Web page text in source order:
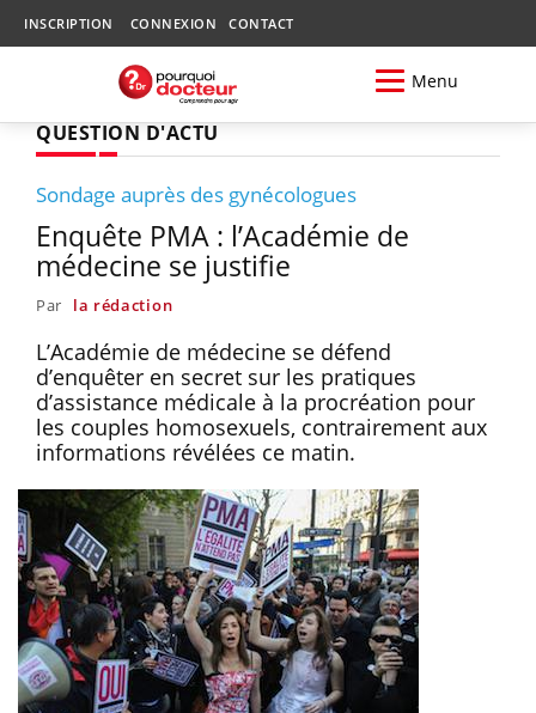
INSCRIPTION CONNEXION CONTACT
Menu
QUESTION D'ACTU
Sondage auprès des gynécologues
Enquête PMA : l’Académie de
médecine se justifie
Par la rédaction
L’Académie de médecine se défend
d’enquêter en secret sur les pratiques
d’assistance médicale à la procréation pour
les couples homosexuels, contrairement aux
informations révélées ce matin.